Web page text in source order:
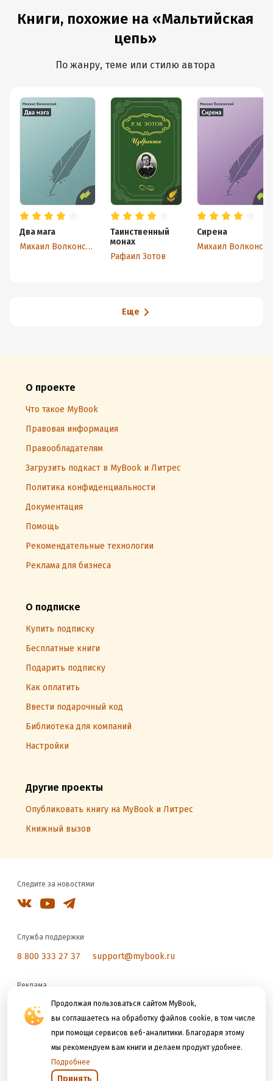
Продолжая пользоваться сайтом MyBook,
вы соглашаетесь на обработку файлов cookie, в том числе
при помощи сервисов веб-аналитики. Благодаря этому
мы рекомендуем вам книги и делаем продукт удобнее.
Подробнее
Принять
Книги, похожие на «Мальтийская
цепь»
По жанру, теме или стилю автора
Два мага
Михаил Волконский
Таинственный
монах
Рафаил Зотов
Сирена
Еще
О проекте
Что такое MyBook
Правовая информация
Правообладателям
Загрузить подкаст в MyBook и Литрес
Политика конфиденциальности
Документация
Помощь
Рекомендательные технологии
Реклама для бизнеса
О подписке
Купить подписку
Бесплатные книги
Подарить подписку
Как оплатить
Ввести подарочный код
Библиотека для компаний
Настройки
Другие проекты
Опубликовать книгу на MyBook и Литрес
Книжный вызов
Следите за новостями
Служба поддержки
8 800 333 27 37 support@mybook.ru
Реклама
reklama@litres.ru
Мы принимаем к оплате